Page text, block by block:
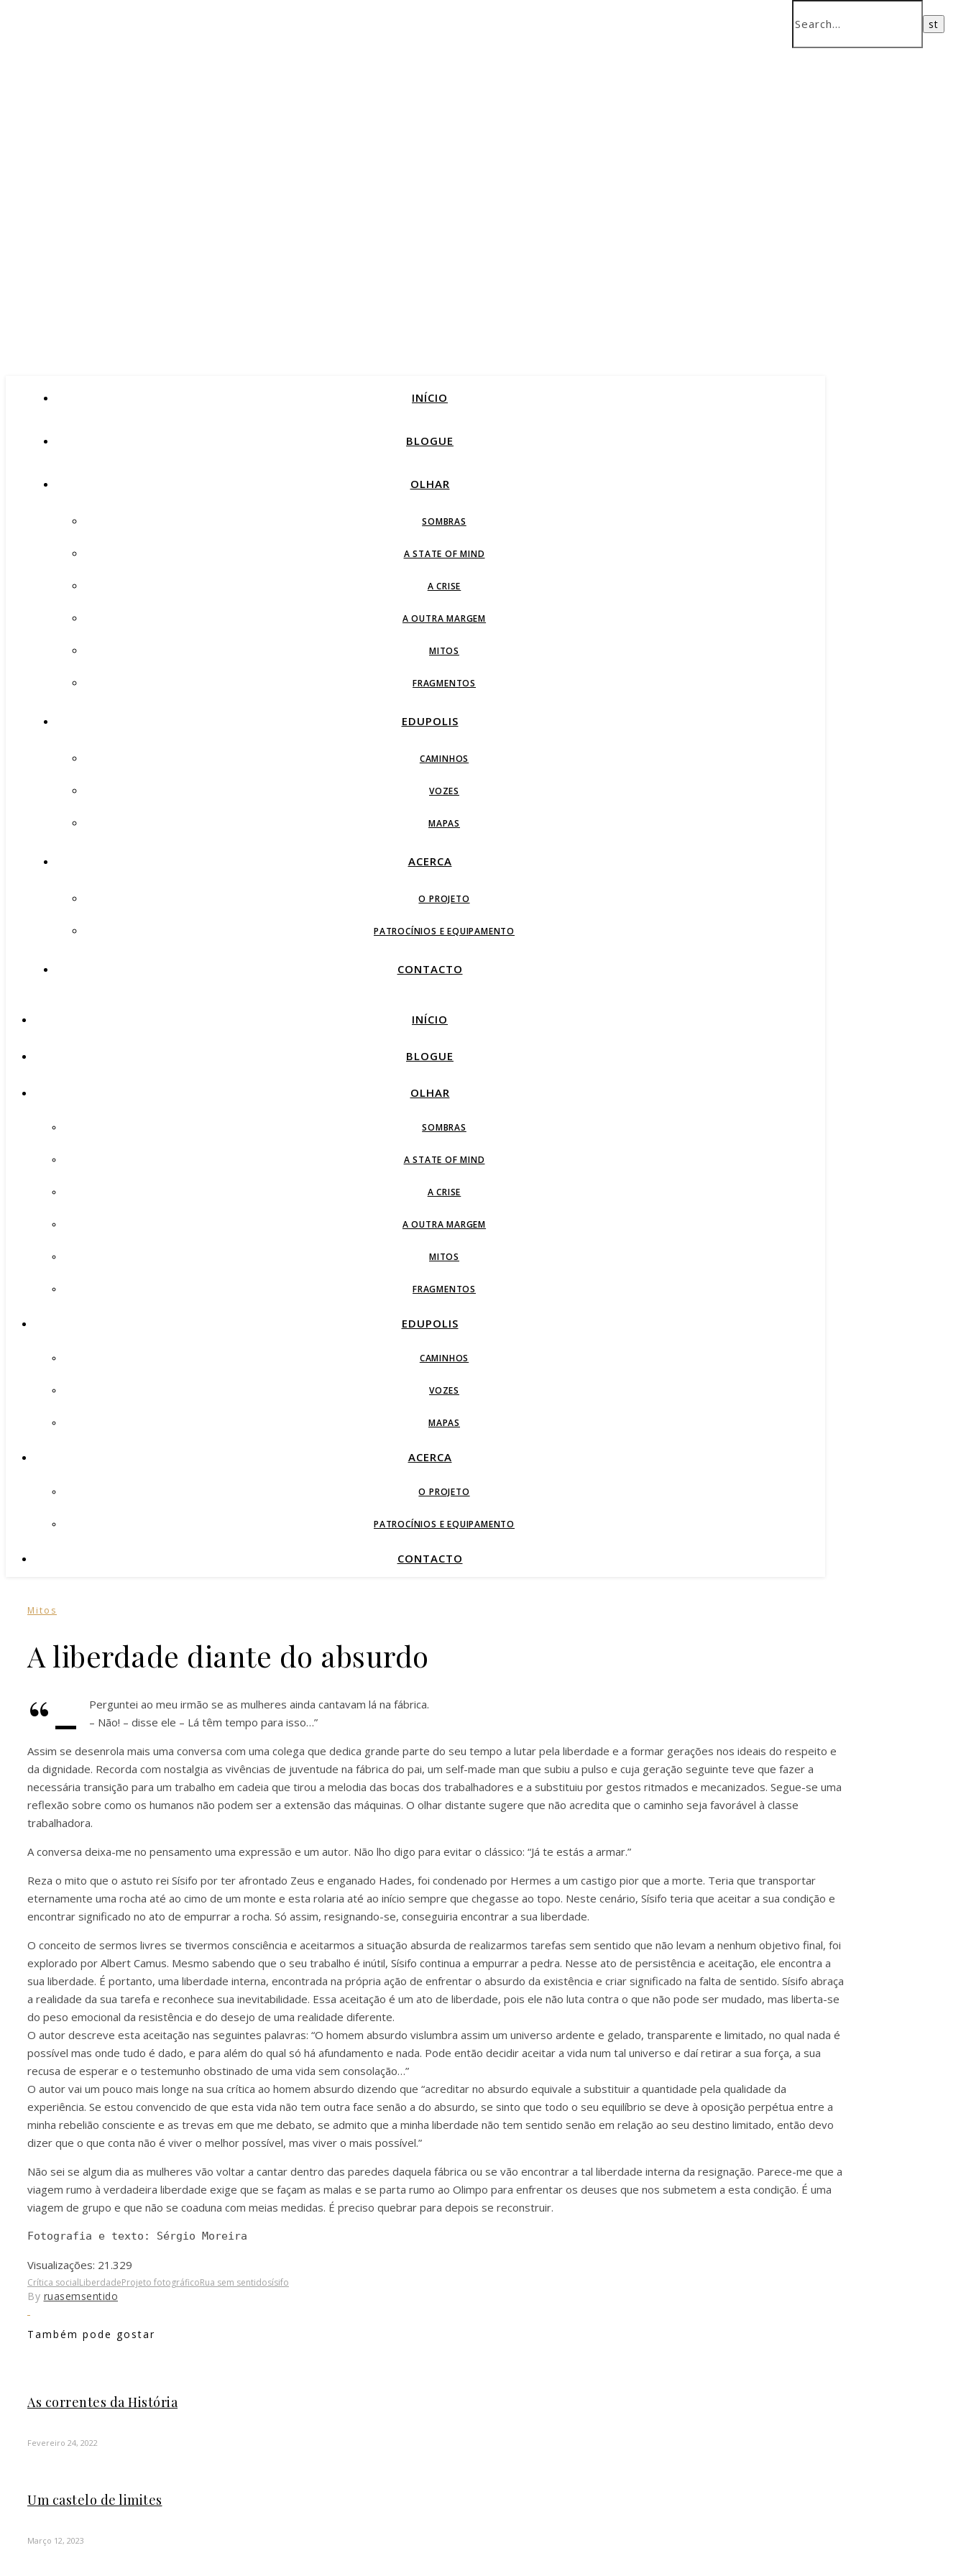
INÍCIO
BLOGUE
OLHAR
SOMBRAS
A STATE OF MIND
A CRISE
A OUTRA MARGEM
MITOS
FRAGMENTOS
EDUPOLIS
CAMINHOS
VOZES
MAPAS
ACERCA
O PROJETO
PATROCÍNIOS E EQUIPAMENTO
CONTACTO
INÍCIO
BLOGUE
OLHAR
SOMBRAS
A STATE OF MIND
A CRISE
A OUTRA MARGEM
MITOS
FRAGMENTOS
EDUPOLIS
CAMINHOS
VOZES
MAPAS
ACERCA
O PROJETO
PATROCÍNIOS E EQUIPAMENTO
CONTACTO
Mitos
A liberdade diante do absurdo
“-
Perguntei ao meu irmão se as mulheres ainda cantavam lá na fábrica.
– Não! – disse ele – Lá têm tempo para isso…”
Assim se desenrola mais uma conversa com uma colega que dedica grande parte do seu tempo a lutar pela liberdade e a formar gerações nos ideais do respeito e
da dignidade. Recorda com nostalgia as vivências de juventude na fábrica do pai, um self-made man que subiu a pulso e cuja geração seguinte teve que fazer a
necessária transição para um trabalho em cadeia que tirou a melodia das bocas dos trabalhadores e a substituiu por gestos ritmados e mecanizados. Segue-se uma
reflexão sobre como os humanos não podem ser a extensão das máquinas. O olhar distante sugere que não acredita que o caminho seja favorável à classe
trabalhadora.
A conversa deixa-me no pensamento uma expressão e um autor. Não lho digo para evitar o clássico: “Já te estás a armar.”
Reza o mito que o astuto rei Sísifo por ter afrontado Zeus e enganado Hades, foi condenado por Hermes a um castigo pior que a morte. Teria que transportar
eternamente uma rocha até ao cimo de um monte e esta rolaria até ao início sempre que chegasse ao topo. Neste cenário, Sísifo teria que aceitar a sua condição e
encontrar significado no ato de empurrar a rocha. Só assim, resignando-se, conseguiria encontrar a sua liberdade.
O conceito de sermos livres se tivermos consciência e aceitarmos a situação absurda de realizarmos tarefas sem sentido que não levam a nenhum objetivo final, foi
explorado por Albert Camus. Mesmo sabendo que o seu trabalho é inútil, Sísifo continua a empurrar a pedra. Nesse ato de persistência e aceitação, ele encontra a
sua liberdade. É portanto, uma liberdade interna, encontrada na própria ação de enfrentar o absurdo da existência e criar significado na falta de sentido. Sísifo abraça
a realidade da sua tarefa e reconhece sua inevitabilidade. Essa aceitação é um ato de liberdade, pois ele não luta contra o que não pode ser mudado, mas liberta-se
do peso emocional da resistência e do desejo de uma realidade diferente.
O autor descreve esta aceitação nas seguintes palavras: “O homem absurdo vislumbra assim um universo ardente e gelado, transparente e limitado, no qual nada é
possível mas onde tudo é dado, e para além do qual só há afundamento e nada. Pode então decidir aceitar a vida num tal universo e daí retirar a sua força, a sua
recusa de esperar e o testemunho obstinado de uma vida sem consolação…”
O autor vai um pouco mais longe na sua crítica ao homem absurdo dizendo que “acreditar no absurdo equivale a substituir a quantidade pela qualidade da
experiência. Se estou convencido de que esta vida não tem outra face senão a do absurdo, se sinto que todo o seu equilíbrio se deve à oposição perpétua entre a
minha rebelião consciente e as trevas em que me debato, se admito que a minha liberdade não tem sentido senão em relação ao seu destino limitado, então devo
dizer que o que conta não é viver o melhor possível, mas viver o mais possível.”
Não sei se algum dia as mulheres vão voltar a cantar dentro das paredes daquela fábrica ou se vão encontrar a tal liberdade interna da resignação. Parece-me que a
viagem rumo à verdadeira liberdade exige que se façam as malas e se parta rumo ao Olimpo para enfrentar os deuses que nos submetem a esta condição. É uma
viagem de grupo e que não se coaduna com meias medidas. É preciso quebrar para depois se reconstruir.
Fotografia e texto: Sérgio Moreira
Visualizações: 21.329
Crítica socialLiberdadeProjeto fotográficoRua sem sentidosísifo
By ruasemsentido
Também pode gostar
As correntes da História
Fevereiro 24, 2022
Um castelo de limites
Março 12, 2023